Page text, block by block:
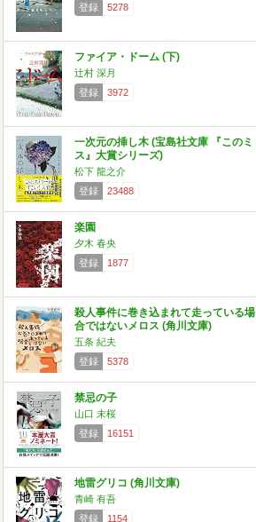
登録
5278
ファイア・ドーム (下)
辻村 深月
登録
3972
一次元の挿し木 (宝島社文庫 『このミ
ス』大賞シリーズ)
松下 龍之介
登録
23488
楽園
夕木 春央
登録
1877
殺人事件に巻き込まれて走っている場
合ではないメロス (角川文庫)
五条 紀夫
登録
5378
禁忌の子
山口 未桜
登録
16151
地雷グリコ (角川文庫)
青崎 有吾
登録
1154